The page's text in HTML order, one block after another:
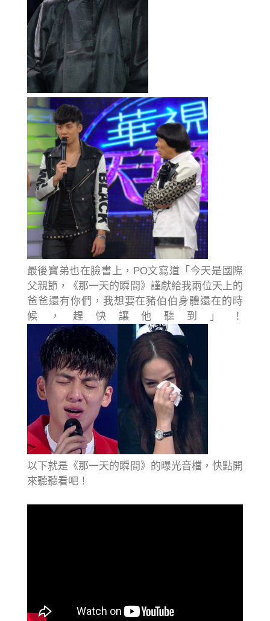
最後寶弟也在臉書上，PO文寫道「今天是國際
父親節，《那一天的瞬間》謹獻給我兩位天上的
爸爸還有你們，我想要在豬伯伯身體還在的時
候，趕快讓他聽到」！
以下就是《那一天的瞬間》的曝光音檔，快點開
來聽聽看吧！